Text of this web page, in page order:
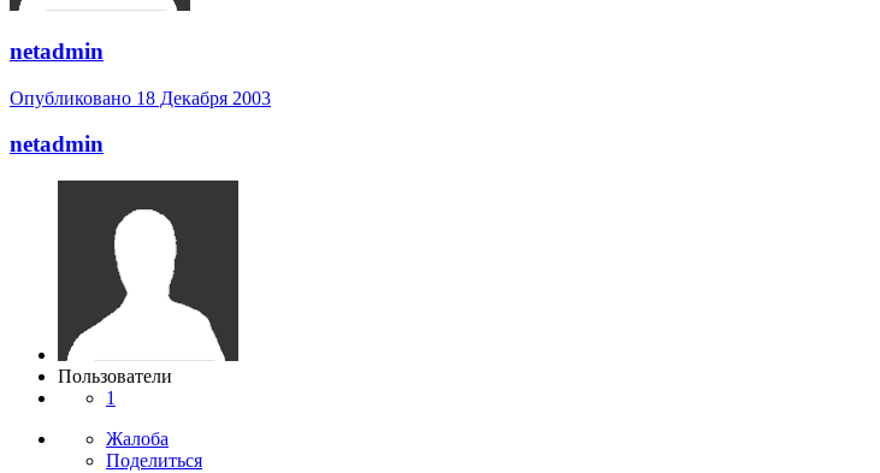
netadmin
Опубликовано 18 Декабря 2003
netadmin
Пользователи
1
Жалоба
Поделиться